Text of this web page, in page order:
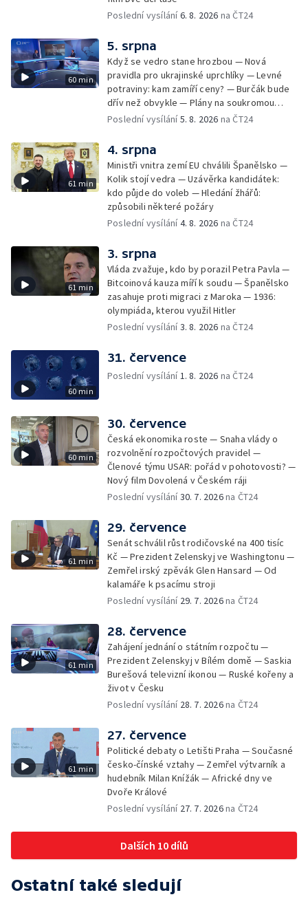
Poslední vysílání6. 8. 2026 na ČT24
60 min
5. srpna
Když se vedro stane hrozbou — Nová
pravidla pro ukrajinské uprchlíky — Levné
potraviny: kam zamíří ceny? — Burčák bude
dřív než obvykle — Plány na soukromou
orbitální stanici
Poslední vysílání5. 8. 2026 na ČT24
61 min
4. srpna
Ministři vnitra zemí EU chválili Španělsko —
Kolik stojí vedra — Uzávěrka kandidátek:
kdo půjde do voleb — Hledání žhářů:
způsobili některé požáry
Poslední vysílání4. 8. 2026 na ČT24
61 min
3. srpna
Vláda zvažuje, kdo by porazil Petra Pavla —
Bitcoinová kauza míří k soudu — Španělsko
zasahuje proti migraci z Maroka — 1936:
olympiáda, kterou využil Hitler
Poslední vysílání3. 8. 2026 na ČT24
60 min
31. července
Poslední vysílání1. 8. 2026 na ČT24
60 min
30. července
Česká ekonomika roste — Snaha vlády o
rozvolnění rozpočtových pravidel —
Členové týmu USAR: pořád v pohotovosti? —
Nový film Dovolená v Českém ráji
Poslední vysílání30. 7. 2026na ČT24
61 min
29. července
Senát schválil růst rodičovské na 400 tisíc
Kč — Prezident Zelenskyj ve Washingtonu —
Zemřel irský zpěvák Glen Hansard — Od
kalamáře k psacímu stroji
Poslední vysílání 29. 7. 2026na ČT24
61 min
28. července
Zahájení jednání o státním rozpočtu —
Prezident Zelenskyj v Bílém domě — Saskia
Burešová televizní ikonou — Ruské kořeny a
život v Česku
Poslední vysílání 28. 7. 2026na ČT24
61 min
27. července
Politické debaty o Letišti Praha — Současné
česko-čínské vztahy — Zemřel výtvarník a
hudebník Milan Knížák — Africké dny ve
Dvoře Králové
Poslední vysílání 27. 7. 2026na ČT24
Dalších 10 dílů
Ostatní také sledují